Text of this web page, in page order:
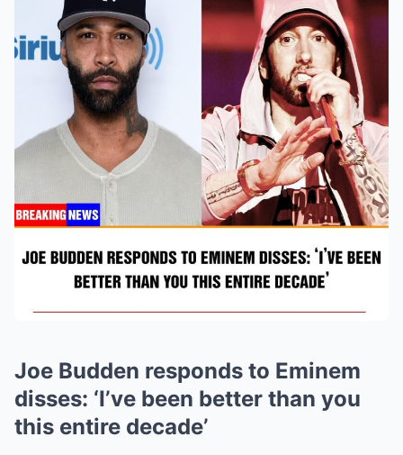
Joe Budden responds to Eminem
disses: ‘I’ve been better than you
this entire decade’